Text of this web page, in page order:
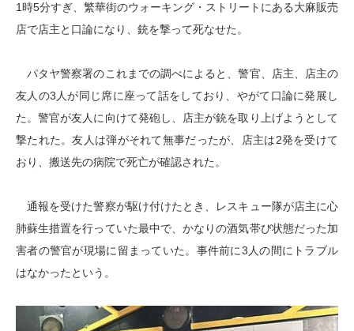
1時5分すぎ、繁華街のウォーキング・ストリートにある大麻販売
店で店主と口論になり、銃を撃って死なせた。
パタヤ警察署のこれまでの調べによると、警官、店主、店主の
友人の3人が同じ席に座って話をしており、やがて口論に発展し
た。警官が友人に向けて発砲し、店主が銃を取り上げようとして
撃たれた。友人は弾がそれて無事だったが、店主は2発を受けて
おり、搬送先の病院で死亡が確認された。
通報を受けた警察が駆け付けたとき、レスキュー隊が店主に心
肺蘇生措置を行っていた最中で、かなりの酒気帯び状態だった加
害者の警官が現場に留まっていた。事件前に3人の間にトラブル
はなかったという。